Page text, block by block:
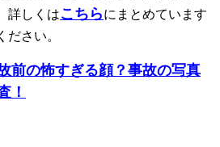
詳しくはこちらにまとめています
さい。
前の怖すぎる顔？事故の写真
！